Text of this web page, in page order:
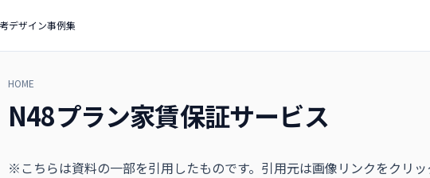
デザイン事例集
HOME
N48プラン家賃保証サービス
※こちらは資料の一部を引用したものです。引用元は画像リンクをクリッ